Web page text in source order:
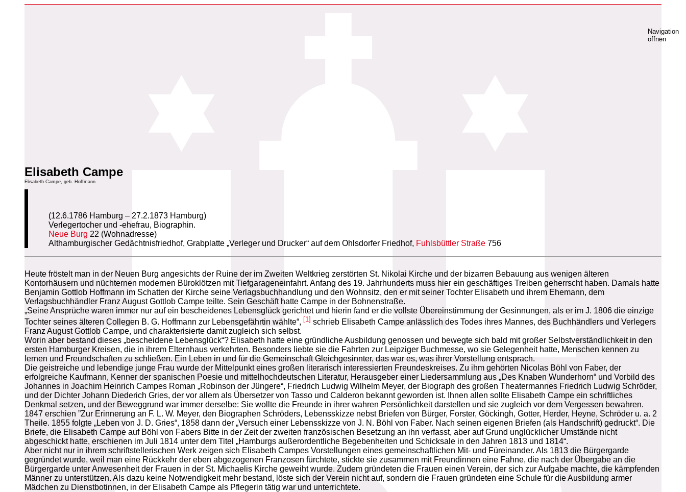
Navigation
öffnen
Elisabeth Campe
Elisabeth Campe, geb. Hoffmann
(12.6.1786 Hamburg – 27.2.1873 Hamburg)
Verlegertocher und -ehefrau, Biographin.
Neue Burg 22 (Wohnadresse)
Althamburgischer Gedächtnisfriedhof, Grabplatte „Verleger und Drucker“ auf dem Ohlsdorfer Friedhof, Fuhlsbüttler Straße 756
Heute fröstelt man in der Neuen Burg angesichts der Ruine der im Zweiten Weltkrieg zerstörten St. Nikolai Kirche und der bizarren Bebauung aus wenigen älteren
Kontorhäusern und nüchternen modernen Büroklötzen mit Tiefgarageneinfahrt. Anfang des 19. Jahrhunderts muss hier ein geschäftiges Treiben geherrscht haben. Damals hatte
Benjamin Gottlob Hoffmann im Schatten der Kirche seine Verlagsbuchhandlung und den Wohnsitz, den er mit seiner Tochter Elisabeth und ihrem Ehemann, dem
Verlagsbuchhändler Franz August Gottlob Campe teilte. Sein Geschäft hatte Campe in der Bohnenstraße.
„Seine Ansprüche waren immer nur auf ein bescheidenes Lebensglück gerichtet und hierin fand er die vollste Übereinstimmung der Gesinnungen, als er im J. 1806 die einzige
Tochter seines älteren Collegen B. G. Hoffmann zur Lebensgefährtin wählte“, [1] schrieb Elisabeth Campe anlässlich des Todes ihres Mannes, des Buchhändlers und Verlegers
Franz August Gottlob Campe, und charakterisierte damit zugleich sich selbst.
Worin aber bestand dieses „bescheidene Lebensglück“? Elisabeth hatte eine gründliche Ausbildung genossen und bewegte sich bald mit großer Selbstverständlichkeit in den
ersten Hamburger Kreisen, die in ihrem Elternhaus verkehrten. Besonders liebte sie die Fahrten zur Leipziger Buchmesse, wo sie Gelegenheit hatte, Menschen kennen zu
lernen und Freundschaften zu schließen. Ein Leben in und für die Gemeinschaft Gleichgesinnter, das war es, was ihrer Vorstellung entsprach.
Die geistreiche und lebendige junge Frau wurde der Mittelpunkt eines großen literarisch interessierten Freundeskreises. Zu ihm gehörten Nicolas Böhl von Faber, der
erfolgreiche Kaufmann, Kenner der spanischen Poesie und mittelhochdeutschen Literatur, Herausgeber einer Liedersammlung aus „Des Knaben Wunderhorn“ und Vorbild des
Johannes in Joachim Heinrich Campes Roman „Robinson der Jüngere“, Friedrich Ludwig Wilhelm Meyer, der Biograph des großen Theatermannes Friedrich Ludwig Schröder,
und der Dichter Johann Diederich Gries, der vor allem als Übersetzer von Tasso und Calderon bekannt geworden ist. Ihnen allen sollte Elisabeth Campe ein schriftliches
Denkmal setzen, und der Beweggrund war immer derselbe: Sie wollte die Freunde in ihrer wahren Persönlichkeit darstellen und sie zugleich vor dem Vergessen bewahren.
1847 erschien ”Zur Erinnerung an F. L. W. Meyer, den Biographen Schröders, Lebensskizze nebst Briefen von Bürger, Forster, Göckingh, Gotter, Herder, Heyne, Schröder u. a. 2
Theile. 1855 folgte „Leben von J. D. Gries“, 1858 dann der „Versuch einer Lebensskizze von J. N. Böhl von Faber. Nach seinen eigenen Briefen (als Handschrift) gedruckt“. Die
Briefe, die Elisabeth Campe auf Böhl von Fabers Bitte in der Zeit der zweiten französischen Besetzung an ihn verfasst, aber auf Grund unglücklicher Umstände nicht
abgeschickt hatte, erschienen im Juli 1814 unter dem Titel „Hamburgs außerordentliche Begebenheiten und Schicksale in den Jahren 1813 und 1814“.
Aber nicht nur in ihrem schriftstellerischen Werk zeigen sich Elisabeth Campes Vorstellungen eines gemeinschaftlichen Mit- und Füreinander. Als 1813 die Bürgergarde
gegründet wurde, weil man eine Rückkehr der eben abgezogenen Franzosen fürchtete, stickte sie zusammen mit Freundinnen eine Fahne, die nach der Übergabe an die
Bürgergarde unter Anwesenheit der Frauen in der St. Michaelis Kirche geweiht wurde. Zudem gründeten die Frauen einen Verein, der sich zur Aufgabe machte, die kämpfenden
Männer zu unterstützen. Als dazu keine Notwendigkeit mehr bestand, löste sich der Verein nicht auf, sondern die Frauen gründeten eine Schule für die Ausbildung armer
Mädchen zu Dienstbotinnen, in der Elisabeth Campe als Pflegerin tätig war und unterrichtete.